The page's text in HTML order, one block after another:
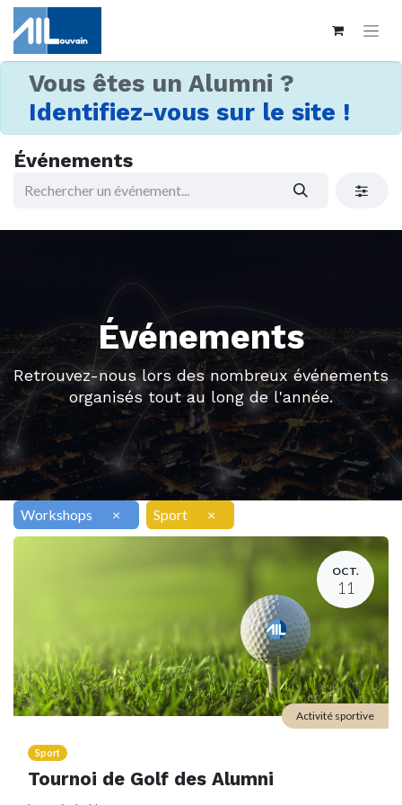
Vous êtes un Alumni ?
Identifiez-vous sur le site !
Événements
Événements
Retrouvez-nous lors des nombreux événements
organisés tout au long de l'année.
Workshops × Sport ×
OCT.
11
Sport
Tournoi de Golf des Alumni
Activité sportive